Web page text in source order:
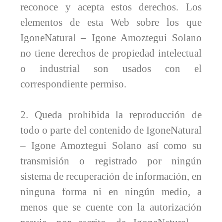
reconoce y acepta estos derechos. Los
elementos de esta Web sobre los que
IgoneNatural – Igone Amoztegui Solano
no tiene derechos de propiedad intelectual
o industrial son usados con el
correspondiente permiso.
2. Queda prohibida la reproducción de
todo o parte del contenido de IgoneNatural
– Igone Amoztegui Solano así como su
transmisión o registrado por ningún
sistema de recuperación de información, en
ninguna forma ni en ningún medio, a
menos que se cuente con la autorización